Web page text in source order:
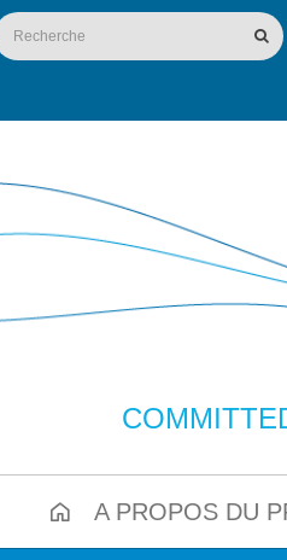
A PROPOS DU